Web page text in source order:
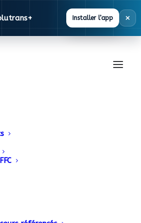
Installer l’app ×